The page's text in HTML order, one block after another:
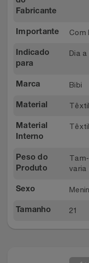
Relógios
Saúde E Bem-Estar
Utilidades Industriais
Stanley Pmi
The Bar
Top Store
Tramontina
Weconnect
Fabricante
Importante Com
Indicado
para
Dia a
Marca Bibi
Material Têxtil
Material
Interno
Têxtil
Peso do
Produto
varia
Sexo
Tamanho 21